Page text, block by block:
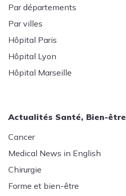
Par départements
Par villes
Hôpital Paris
Hôpital Lyon
Hôpital Marseille
Actualités Santé, Bien-être
Cancer
Medical News in English
Chirurgie
Forme et bien-être